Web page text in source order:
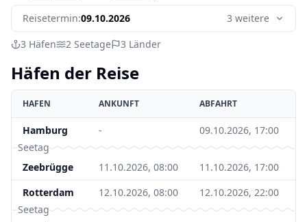
Reisetermin:09.10.2026
3 weitere
3 Häfen 2 Seetage 3 Länder
Häfen der Reise
HAFEN ANKUNFT ABFAHRT
Hamburg -
09.10.2026, 17:00
Seetag
Zeebrügge
11.10.2026, 08:00
11.10.2026, 17:00
Rotterdam
12.10.2026, 08:00
12.10.2026, 22:00
Seetag